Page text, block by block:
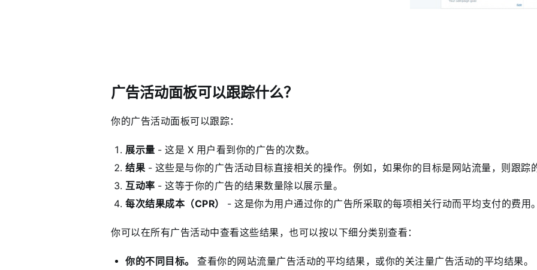
广告活动面板可以跟踪什么？
你的广告活动面板可以跟踪：
展示量 - 这是 X 用户看到你的广告的次数。
结果 - 这些是与你的广告活动目标直接相关的操作。例如，如果你的目标是网站流量，则跟踪
互动率 - 这等于你的广告的结果数量除以展示量。
每次结果成本（CPR）
- 这是你为用户通过你的广告所采取的每项相关行动而平均支付的费用。
你可以在所有广告活动中查看这些结果，也可以按以下细分类别查看：
你的不同目标。
查看你的网站流量广告活动的平均结果，或你的关注量广告活动的平均结果。